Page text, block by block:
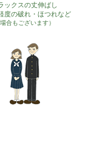
ックスの丈伸ばし
度の破れ・ほつれなど
合もございます）